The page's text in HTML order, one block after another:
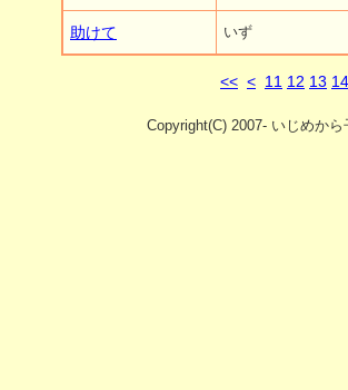
助けて いず
<< < 11 12 13 14
Copyright(C) 2007- いじめか